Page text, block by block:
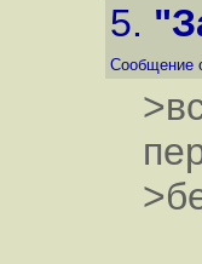
5.
Сообщение